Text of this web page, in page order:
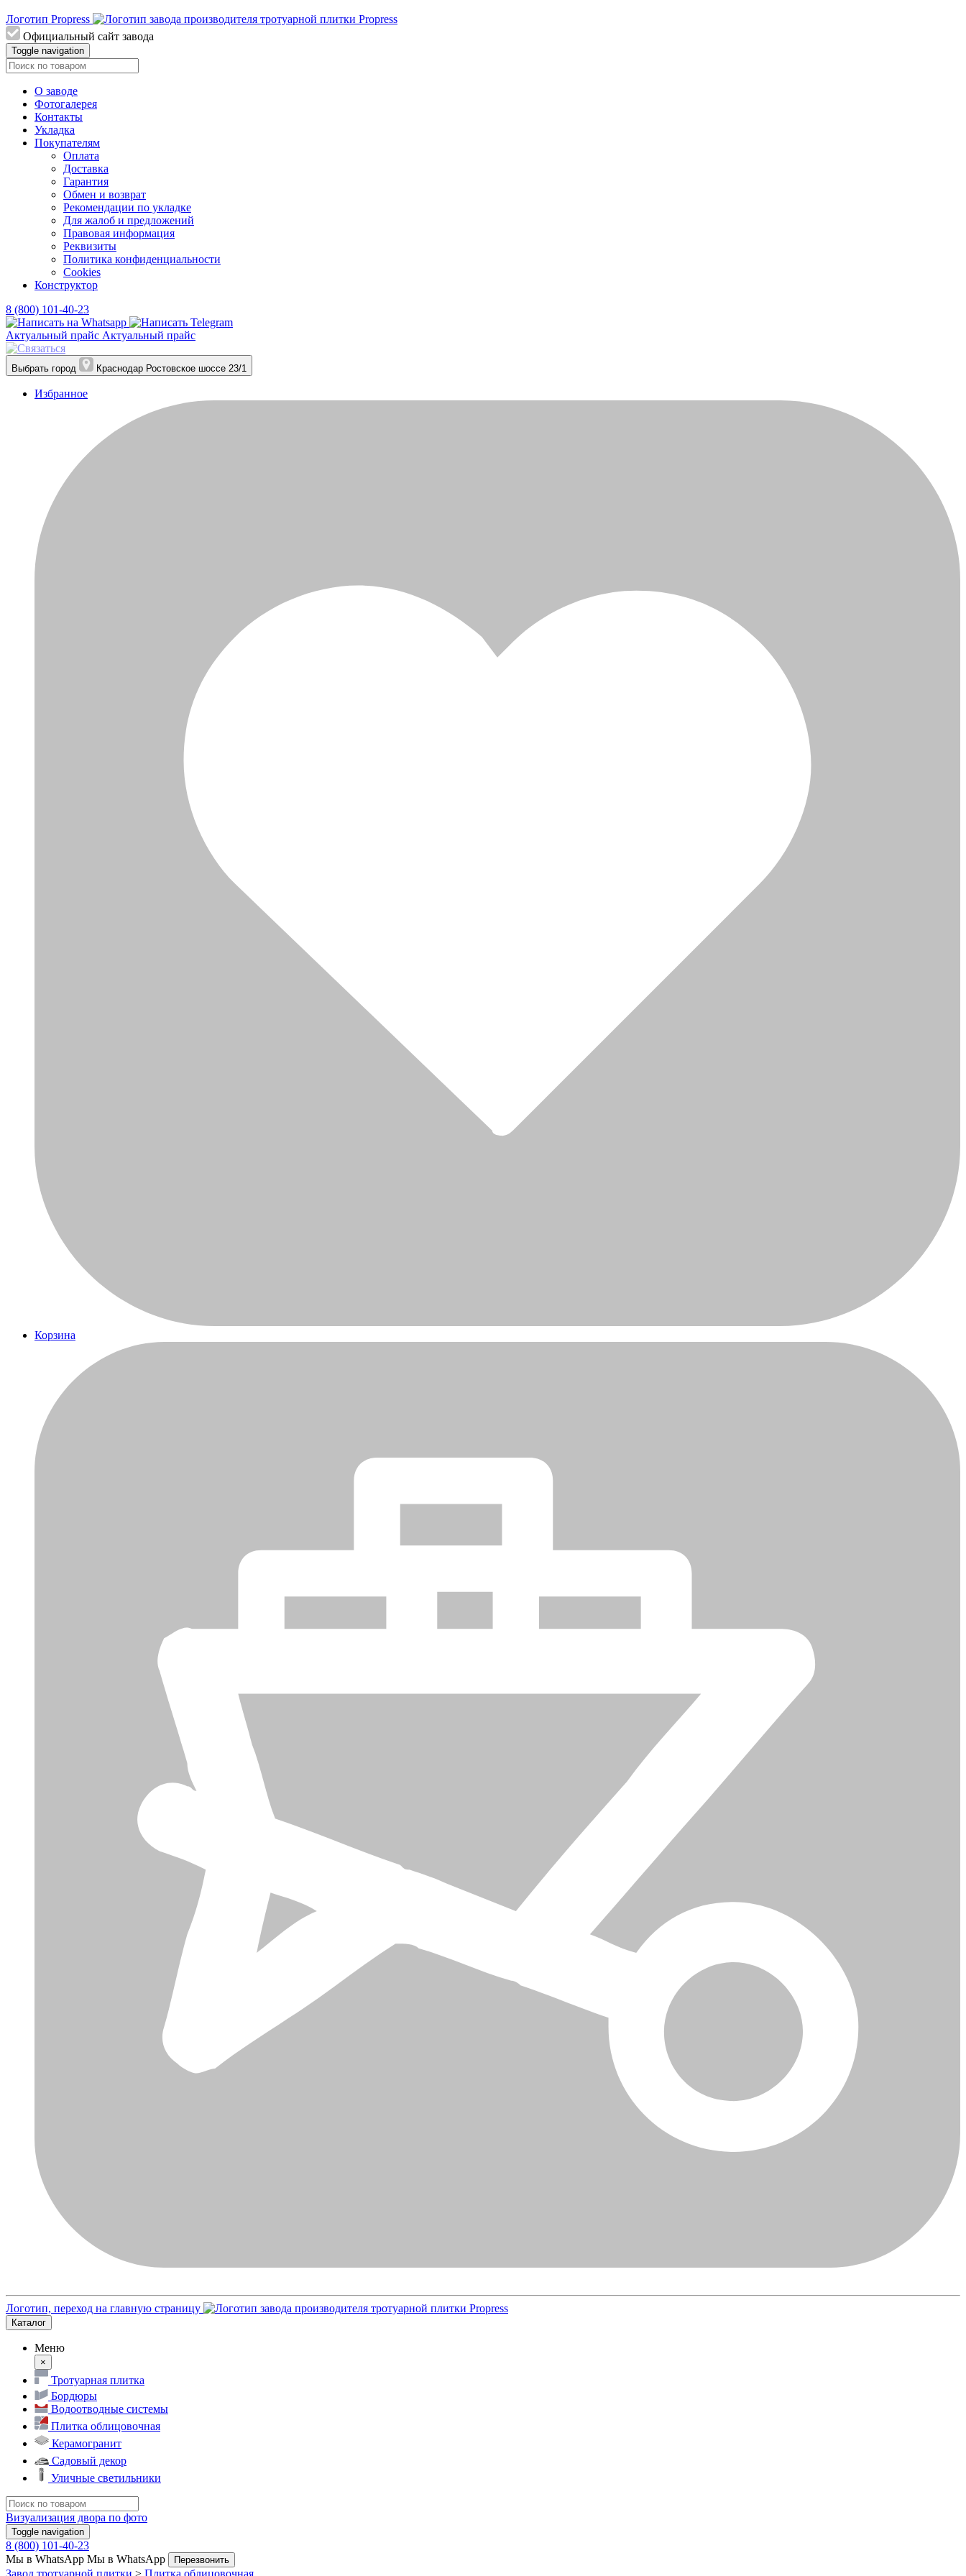
Логотип Propress
Официальный сайт завода
Toggle navigation
О заводе
Фотогалерея
Контакты
Укладка
Покупателям
Оплата
Доставка
Гарантия
Обмен и возврат
Рекомендации по укладке
Для жалоб и предложений
Правовая информация
Реквизиты
Политика конфиденциальности
Cookies
Конструктор
8 (800) 101-40-23
Актуальный прайс Актуальный прайс
Выбрать город Краснодар Ростовское шоссе 23/1
Избранное
Корзина
Логотип, переход на главную страницу
Каталог
Меню
×
Тротуарная плитка
Бордюры
Водоотводные системы
Плитка облицовочная
Керамогранит
Садовый декор
Уличные светильники
Визуализация двора по фото
Toggle navigation
8 (800) 101-40-23
Мы в WhatsApp Мы в WhatsApp Перезвонить
Завод тротуарной плитки > Плитка облицовочная